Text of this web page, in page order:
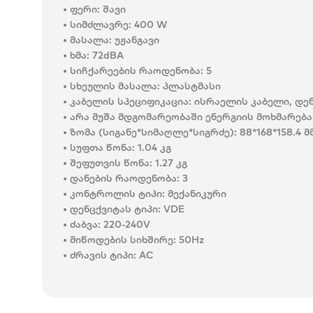
• ფერი: შავი
• სიმძლავრე: 400 W
• მასალა: უჟანგავი
• ხმა: 72dBA
• სიჩქარეების რაოდენობა: 5
• სხეულის მასალა: პლასტმასი
• კაბელის სპეციფიკაცია: ისრაელის კაბელი,
• არა მუშა მდგომარეობაში ენერგიის
• ზომა (სიგანე*სიმაღლე*სიგრძე): 88*168*158.4
• სუფთა წონა: 1.04 კგ
• შეფუთვის წონა: 1.27 კგ
• დანების რაოდენობა: 3
• კონტროლის ტიპი: მექანიკური
• დენცქვიტას ტიპი: VDE
• ძაბვა: 220-240V
• მიწოდების სიხშირე: 50Hz
• ძრავის ტიპი: AC